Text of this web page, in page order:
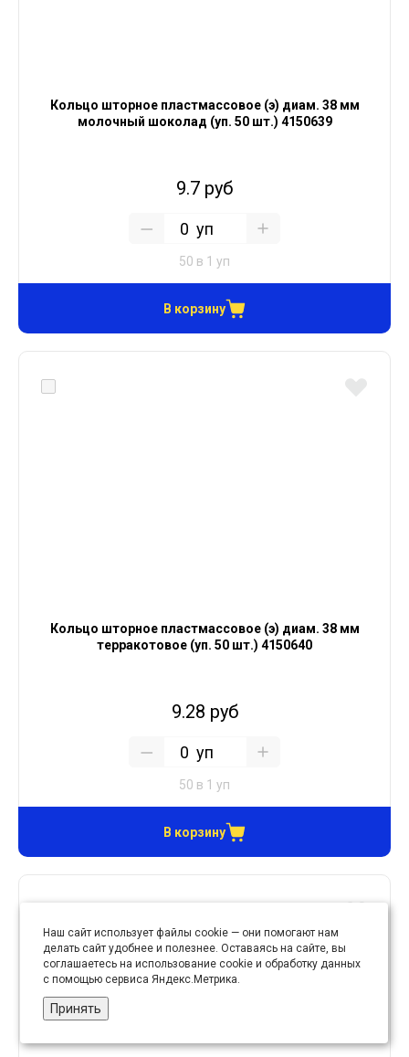
Кольцо шторное пластмассовое (э) диам. 38 мм
молочный шоколад (уп. 50 шт.) 4150639
9.7 руб
уп
50 в 1 уп
В корзину
Кольцо шторное пластмассовое (э) диам. 38 мм
терракотовое (уп. 50 шт.) 4150640
9.28 руб
уп
50 в 1 уп
В корзину
Наш сайт использует файлы cookie — они помогают нам
делать сайт удобнее и полезнее. Оставаясь на сайте, вы
соглашаетесь на использование cookie и обработку данных
с помощью сервиса Яндекс.Метрика.
Принять